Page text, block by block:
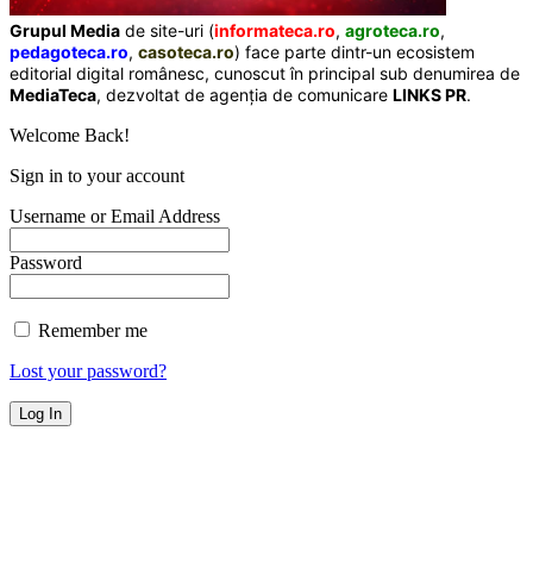
Grupul Media de site-uri (informateca.ro, agroteca.ro,
pedagoteca.ro, casoteca.ro) face parte dintr-un ecosistem
editorial digital românesc, cunoscut în principal sub denumirea de
MediaTeca, dezvoltat de agenția de comunicare LINKS PR.
Welcome Back!
Sign in to your account
Username or Email Address
Password
Remember me
Lost your password?